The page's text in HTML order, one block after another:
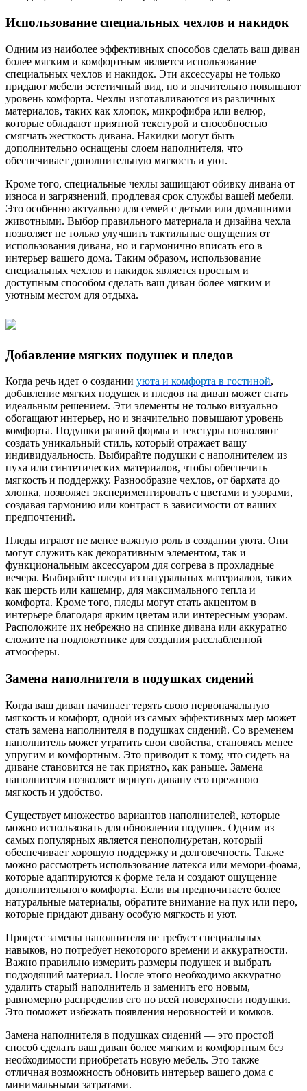
Использование специальных чехлов и накидок
Одним из наиболее эффективных способов сделать ваш диван
более мягким и комфортным является использование
специальных чехлов и накидок. Эти аксессуары не только
придают мебели эстетичный вид, но и значительно повышают
уровень комфорта. Чехлы изготавливаются из различных
материалов, таких как хлопок, микрофибра или велюр,
которые обладают приятной текстурой и способностью
смягчать жесткость дивана. Накидки могут быть
дополнительно оснащены слоем наполнителя, что
обеспечивает дополнительную мягкость и уют.
Кроме того, специальные чехлы защищают обивку дивана от
износа и загрязнений, продлевая срок службы вашей мебели.
Это особенно актуально для семей с детьми или домашними
животными. Выбор правильного материала и дизайна чехла
позволяет не только улучшить тактильные ощущения от
использования дивана, но и гармонично вписать его в
интерьер вашего дома. Таким образом, использование
специальных чехлов и накидок является простым и
доступным способом сделать ваш диван более мягким и
уютным местом для отдыха.
Добавление мягких подушек и пледов
Когда речь идет о создании уюта и комфорта в гостиной,
добавление мягких подушек и пледов на диван может стать
идеальным решением. Эти элементы не только визуально
обогащают интерьер, но и значительно повышают уровень
комфорта. Подушки разной формы и текстуры позволяют
создать уникальный стиль, который отражает вашу
индивидуальность. Выбирайте подушки с наполнителем из
пуха или синтетических материалов, чтобы обеспечить
мягкость и поддержку. Разнообразие чехлов, от бархата до
хлопка, позволяет экспериментировать с цветами и узорами,
создавая гармонию или контраст в зависимости от ваших
предпочтений.
Пледы играют не менее важную роль в создании уюта. Они
могут служить как декоративным элементом, так и
функциональным аксессуаром для согрева в прохладные
вечера. Выбирайте пледы из натуральных материалов, таких
как шерсть или кашемир, для максимального тепла и
комфорта. Кроме того, пледы могут стать акцентом в
интерьере благодаря ярким цветам или интересным узорам.
Расположите их небрежно на спинке дивана или аккуратно
сложите на подлокотнике для создания расслабленной
атмосферы.
Замена наполнителя в подушках сидений
Когда ваш диван начинает терять свою первоначальную
мягкость и комфорт, одной из самых эффективных мер может
стать замена наполнителя в подушках сидений. Со временем
наполнитель может утратить свои свойства, становясь менее
упругим и комфортным. Это приводит к тому, что сидеть на
диване становится не так приятно, как раньше. Замена
наполнителя позволяет вернуть дивану его прежнюю
мягкость и удобство.
Существует множество вариантов наполнителей, которые
можно использовать для обновления подушек. Одним из
самых популярных является пенополиуретан, который
обеспечивает хорошую поддержку и долговечность. Также
можно рассмотреть использование латекса или мемори-фоама,
которые адаптируются к форме тела и создают ощущение
дополнительного комфорта. Если вы предпочитаете более
натуральные материалы, обратите внимание на пух или перо,
которые придают дивану особую мягкость и уют.
Процесс замены наполнителя не требует специальных
навыков, но потребует некоторого времени и аккуратности.
Важно правильно измерить размеры подушек и выбрать
подходящий материал. После этого необходимо аккуратно
удалить старый наполнитель и заменить его новым,
равномерно распределив его по всей поверхности подушки.
Это поможет избежать появления неровностей и комков.
Замена наполнителя в подушках сидений — это простой
способ сделать ваш диван более мягким и комфортным без
необходимости приобретать новую мебель. Это также
отличная возможность обновить интерьер вашего дома с
минимальными затратами.